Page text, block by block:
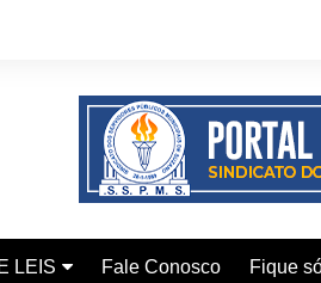
LEIS Fale Conosco Fique